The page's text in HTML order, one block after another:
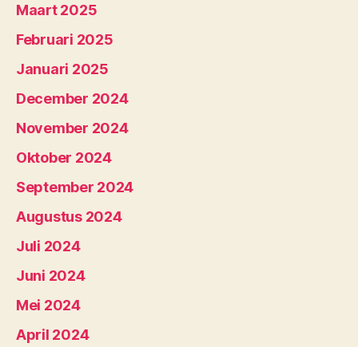
Maart 2025
Februari 2025
Januari 2025
December 2024
November 2024
Oktober 2024
September 2024
Augustus 2024
Juli 2024
Juni 2024
Mei 2024
April 2024